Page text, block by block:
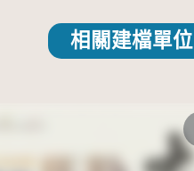
相關建檔單位